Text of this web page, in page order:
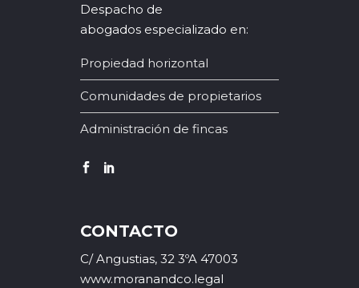
Despacho de
abogados especializado en:
Propiedad horizontal
Comunidades de propietarios
Administración de fincas
CONTACTO
C/ Angustias, 32 3ºA 47003
www.moranandco.legal